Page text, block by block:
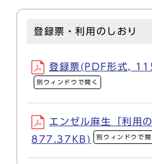
登録票・利用のしおり
登録票(PDF形式,
別ウィンドウで開く
エンゼル麻生「利用
877.37KB)
別ウィンドウで開